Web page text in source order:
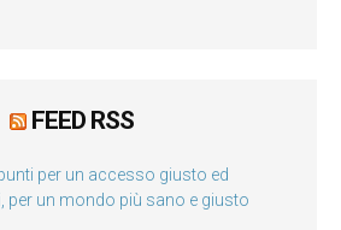
FEED RSS
per un accesso giusto ed
per un mondo più sano e giusto